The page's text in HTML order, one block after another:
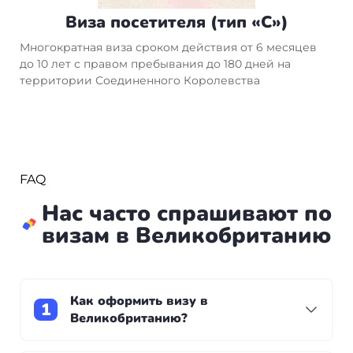
Виза посетителя (тип «С»)
Многократная виза сроком действия от 6 месяцев
до 10 лет с правом пребывания до 180 дней на
территории Соединенного Королевства
FAQ
Нас часто спрашивают по
визам в Великобританию
Как оформить визу в
Великобританию?